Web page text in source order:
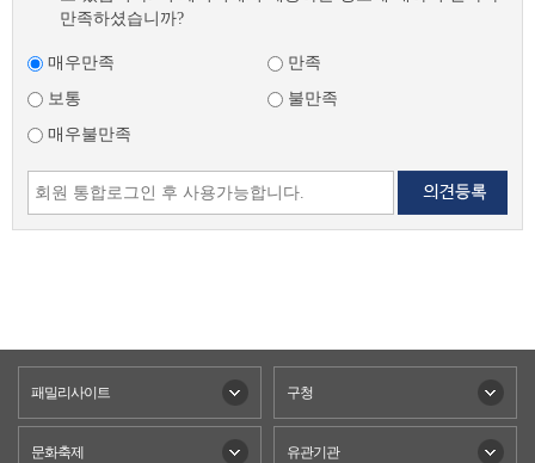
만족하셨습니까?
매우만족
만족
보통
불만족
매우불만족
패밀리사이트 구청
문화축제 유관기관